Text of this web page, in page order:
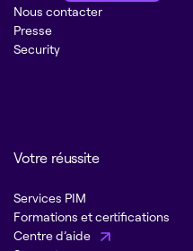
Nous contacter
Presse
Security
Votre réussite
Services PIM
Formations et certifications
Centre d’aide